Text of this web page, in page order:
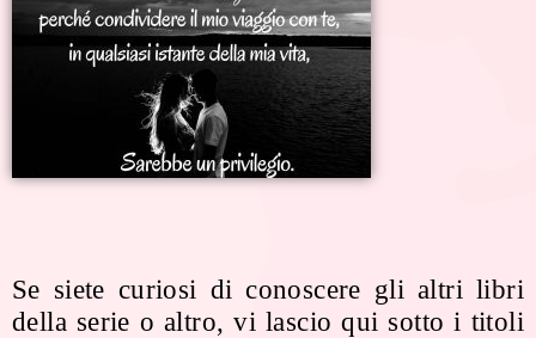
Se siete curiosi di conoscere gli altri libri
della serie o altro, vi lascio qui sotto i titoli